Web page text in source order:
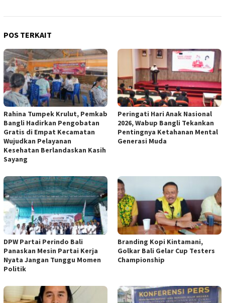
POS TERKAIT
Rahina Tumpek Krulut, Pemkab
Bangli Hadirkan Pengobatan
Gratis di Empat Kecamatan
Wujudkan Pelayanan
Kesehatan Berlandaskan Kasih
Sayang
Peringati Hari Anak Nasional
2026, Wabup Bangli Tekankan
Pentingnya Ketahanan Mental
Generasi Muda
DPW Partai Perindo Bali
Panaskan Mesin Partai Kerja
Nyata Jangan Tunggu Momen
Politik
Branding Kopi Kintamani,
Golkar Bali Gelar Cup Testers
Championship